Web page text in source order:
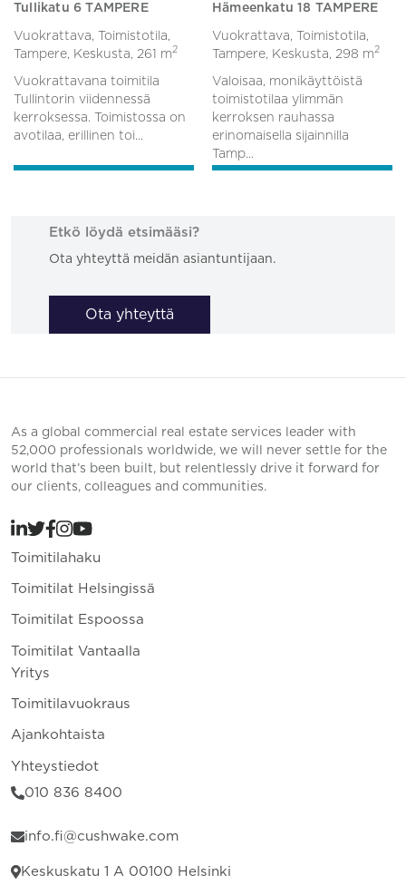
Tullikatu 6 TAMPERE
Vuokrattava, Toimistotila,
Tampere, Keskusta, 261 m2
Vuokrattavana toimitila
Tullintorin viidennessä
kerroksessa. Toimistossa on
avotilaa, erillinen toi...
Hämeenkatu 18 TAMPERE
Vuokrattava, Toimistotila,
Tampere, Keskusta, 298 m2
Valoisaa, monikäyttöistä
toimistotilaa ylimmän
kerroksen rauhassa
erinomaisella sijainnilla
Tamp...
Etkö löydä etsimääsi?
Ota yhteyttä meidän asiantuntijaan.
Ota yhteyttä
As a global commercial real estate services leader with
52,000 professionals worldwide, we will never settle for the
world that’s been built, but relentlessly drive it forward for
our clients, colleagues and communities.
Toimitilahaku
Toimitilat Helsingissä
Toimitilat Espoossa
Toimitilat Vantaalla
Yritys
Toimitilavuokraus
Ajankohtaista
Yhteystiedot
010 836 8400
info.fi@cushwake.com
Keskuskatu 1 A 00100 Helsinki